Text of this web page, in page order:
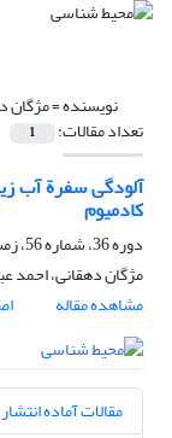
نویسنده =م‍ژگان
تعداد مقالات: 1
آلودگی سفرة آب
کادمیوم
دوره 36، شماره 56، زمستان 1389، صفحه
م‍ژگان دهقانی، احمد
مشاهده مقاله
مقالات آماده انتشار